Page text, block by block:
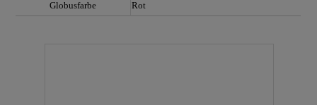
Globusfarbe
Rot